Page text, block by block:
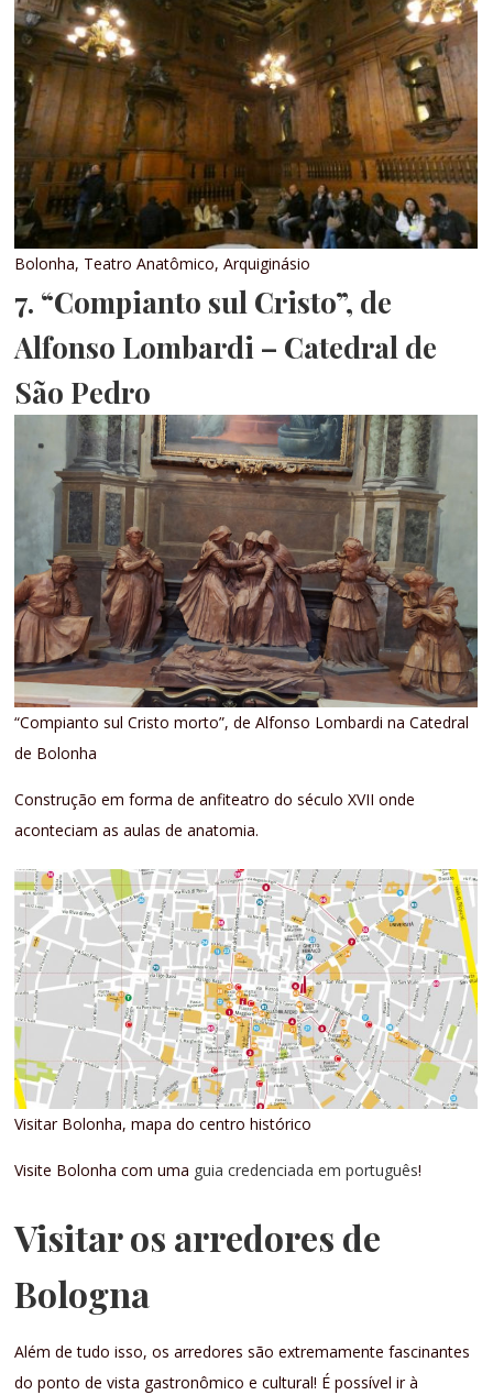
Bolonha, Teatro Anatômico, Arquiginásio
7. “Compianto sul Cristo”, de
Alfonso Lombardi – Catedral de
São Pedro
“Compianto sul Cristo morto”, de Alfonso Lombardi na Catedral
de Bolonha
Construção em forma de anfiteatro do século XVII onde
aconteciam as aulas de anatomia.
Visitar Bolonha, mapa do centro histórico
Visite Bolonha com uma guia credenciada em português!
Visitar os arredores de
Bologna
Além de tudo isso, os arredores são extremamente fascinantes
do ponto de vista gastronômico e cultural! É possível ir à